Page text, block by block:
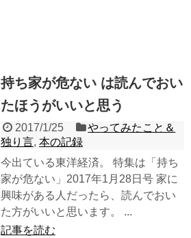
持ち家が危ない は読んでおい
たほうがいいと思う
2017/1/25
やってみたこと＆
独り言, 本の記録
今出ている東洋経済。 特集は「持ち
家が危ない」2017年1月28日号 家に
興味がある人だったら、読んでおい
た方がいいと思います。 ...
記事を読む